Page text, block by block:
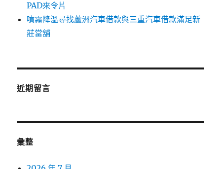
PAD來令片
噴霧降溫尋找蘆洲汽車借款與三重汽車借款滿足新
莊當舖
近期留言
彙整